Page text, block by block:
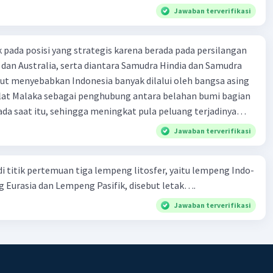
berada di 18 km barat laut Lombok Timur. Gempa bumi
dampak yang cukup besar yakni kerusakan bangunan,
dinyatakan berpotensi tsunami, sehingga dikeluarkan
untuk Lombok Utara, Lombok Barat bagian utara, dan
utara. Dalam kasus gempa di Lombok tersebut, tsunami
tsunami yang terjadi di Aceh pada tanggal 26
Indo-Australia B. Lombok diapit oleh dua jalur patahan
busur kepulauan C. kekuatan gempa di Pulau Lombok lebih
dengan di Aceh D. Lombok merupakan pulau yang
Aceh
Jawaban terverifikasi
posisi yang strategis karena berada pada persilangan
Australia, serta diantara Samudra Hindia dan Samudra
menyebabkan Indonesia banyak dilalui oleh bangsa asing
Malaka sebagai penghubung antara belahan bumi bagian
saat itu, sehingga meningkat pula peluang terjadinya
secara tidak langsung. Berdasarkan keterangan
budaya di Indonesia dipengaruhi oleh
Jawaban terverifikasi
titik pertemuan tiga lempeng litosfer, yaitu lempeng Indo-
Eurasia dan Lempeng Pasifik, disebut letak….
Jawaban terverifikasi